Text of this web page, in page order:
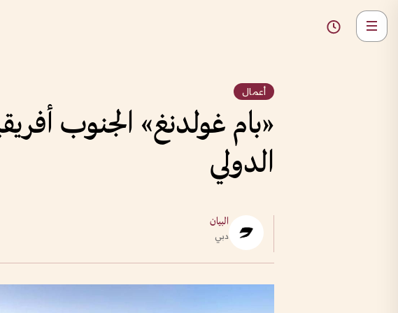
أعمال
«بام غولدنغ» الجنوب
الدولي
البيان
دبي